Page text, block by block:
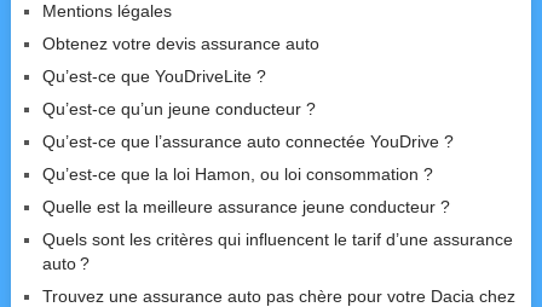
Mentions légales
Obtenez votre devis assurance auto
Qu’est-ce que YouDriveLite ?
Qu’est-ce qu’un jeune conducteur ?
Qu’est-ce que l’assurance auto connectée YouDrive ?
Qu’est-ce que la loi Hamon, ou loi consommation ?
Quelle est la meilleure assurance jeune conducteur ?
Quels sont les critères qui influencent le tarif d’une assurance
auto ?
Trouvez une assurance auto pas chère pour votre Dacia chez